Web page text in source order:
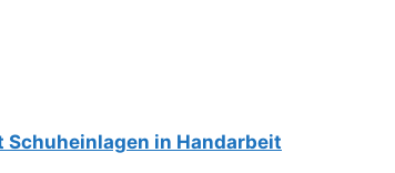
in Handarbeit